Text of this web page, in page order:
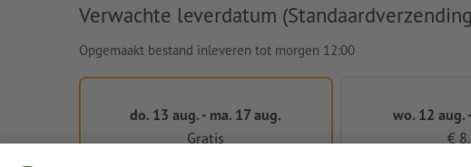
Verwachte leverdatum
Opgemaakt bestand inleveren tot morgen 12:00
do. 13 aug. - ma. 17 aug.
Gratis
wo. 12 aug.
€